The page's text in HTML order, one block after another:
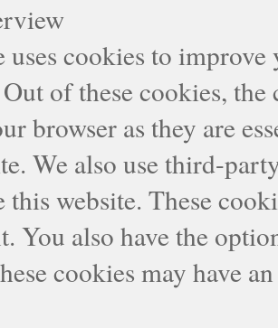
uses cookies to
of these cookies,
browser as they are
We also use third-
this website. These
You also have the
cookies may have